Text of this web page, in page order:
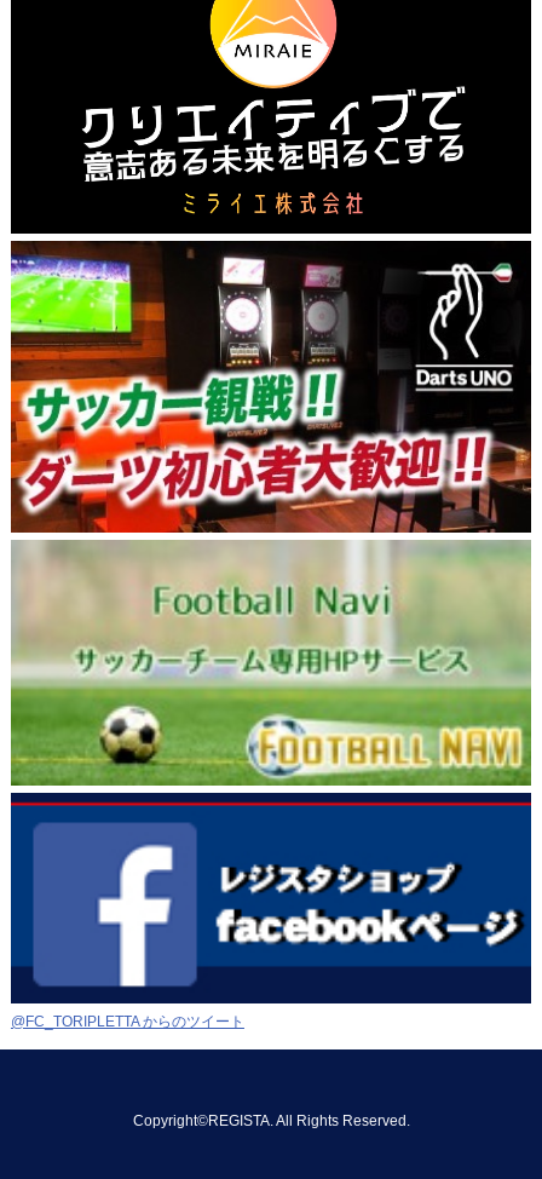
@FC_TORIPLETTA からのツイート
Copyright©REGISTA. All Rights Reserved.